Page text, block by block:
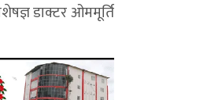
डाक्टर ओममूर्ति